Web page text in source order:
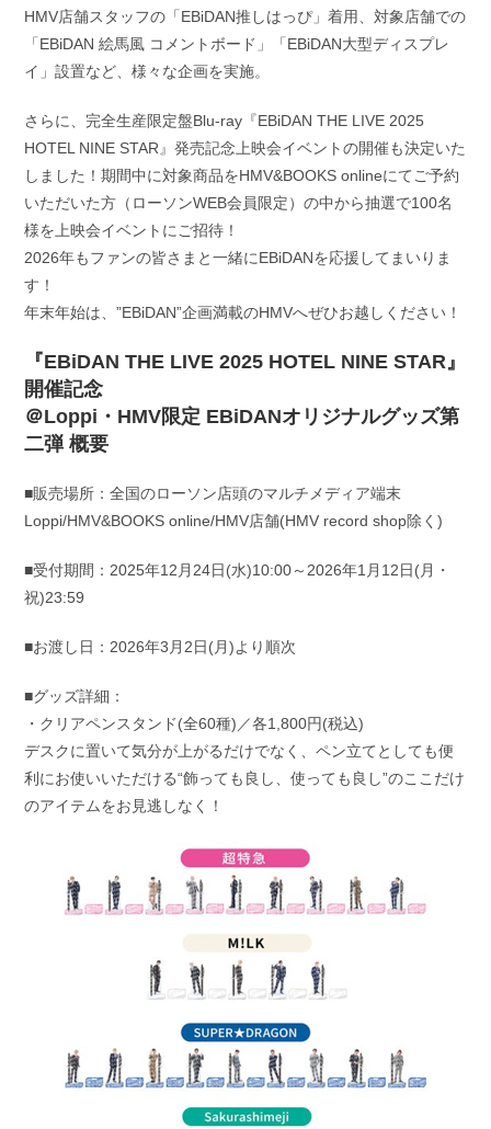
HMV店舗スタッフの「EBiDAN推しはっぴ」着用、対象店舗での
「EBiDAN 絵馬風 コメントボード」「EBiDAN大型ディスプレ
イ」設置など、様々な企画を実施。
さらに、完全生産限定盤Blu-ray『EBiDAN THE LIVE 2025
HOTEL NINE STAR』発売記念上映会イベントの開催も決定いた
しました！期間中に対象商品をHMV&BOOKS onlineにてご予約
いただいた方（ローソンWEB会員限定）の中から抽選で100名
様を上映会イベントにご招待！
2026年もファンの皆さまと一緒にEBiDANを応援してまいりま
す！
年末年始は、”EBiDAN”企画満載のHMVへぜひお越しください！
『EBiDAN THE LIVE 2025 HOTEL NINE STAR』
開催記念
＠Loppi・HMV限定 EBiDANオリジナルグッズ第
二弾 概要
■販売場所：全国のローソン店頭のマルチメディア端末
Loppi/HMV&BOOKS online/HMV店舗(HMV record shop除く)
■受付期間：2025年12月24日(水)10:00～2026年1月12日(月・
祝)23:59
■お渡し日：2026年3月2日(月)より順次
■グッズ詳細：
・クリアペンスタンド(全60種)／各1,800円(税込)
デスクに置いて気分が上がるだけでなく、ペン立てとしても便
利にお使いいただける“飾っても良し、使っても良し”のここだけ
のアイテムをお見逃しなく！